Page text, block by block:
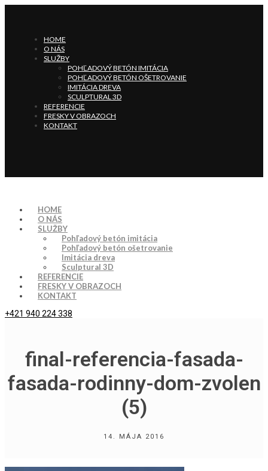
HOME
O NÁS
SLUŽBY
POHĽADOVÝ BETÓN IMITÁCIA
POHĽADOVÝ BETÓN OŠETROVANIE
IMITÁCIA DREVA
SCULPTURAL 3D
REFERENCIE
FRESKY V OBRAZOCH
KONTAKT
HOME
O NÁS
SLUŽBY
Pohľadový betón imitácia
Pohľadový betón ošetrovanie
Imitácia dreva
Sculptural 3D
REFERENCIE
FRESKY V OBRAZOCH
KONTAKT
+421 940 224 338
final-referencia-fasada-
fasada-rodinny-dom-zvolen
(5)
14. MÁJA 2016